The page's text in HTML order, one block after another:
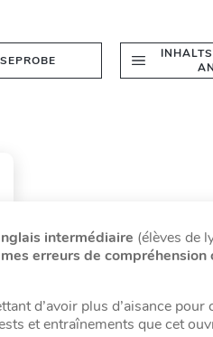
intermédiaire (élèves de
erreurs de compréhension
d’avoir plus d’aisance
et entraînements que cet